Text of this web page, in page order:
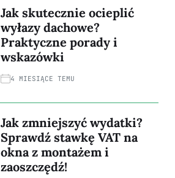
Jak skutecznie ocieplić
wyłazy dachowe?
Praktyczne porady i
wskazówki
4 MIESIĄCE TEMU
Jak zmniejszyć wydatki?
Sprawdź stawkę VAT na
okna z montażem i
zaoszczędź!